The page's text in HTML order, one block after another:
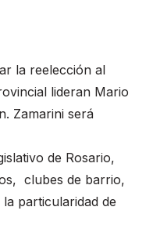
la reelección al
lideran Mario
Zamarini será
de Rosario,
clubes de barrio,
particularidad de